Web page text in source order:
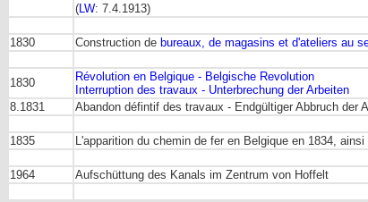
( LW: 7.4.1913)
1830 Construction de bureaux, de magasins et d'ateliers au
1830
Révolution en Belgique - Belgische Revolution
Interruption des travaux - Unterbrechung der Arbeiten
8.1831
Abandon défintif des travaux - Endgültiger Abbruch der
1835 L'apparition du chemin de fer en Belgique en 1834,
1964 Aufschüttung des Kanals im Zentrum von Hoffelt